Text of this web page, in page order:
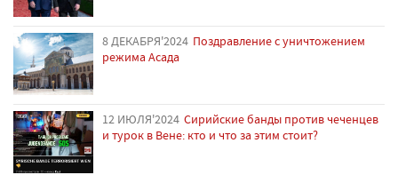
8 ДЕКАБРЯ'2024 Поздравление с уничтожением
режима Асада
12 ИЮЛЯ'2024 Сирийские банды против чеченцев
и турок в Вене: кто и что за этим стоит?